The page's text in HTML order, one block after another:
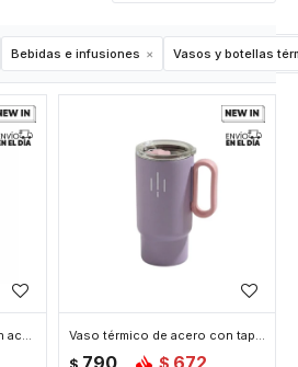
Bebidas e infusiones Vasos y botellas
Vaso térmico de acero con accesorios y tapita 420ml - Violeta Vaso térmico de acero con tapa y asa - 560ml - Violeta
$